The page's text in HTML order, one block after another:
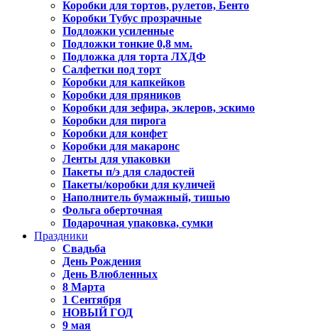
Коробки для тортов, рулетов, Бенто
Коробки Тубус прозрачные
Подложки усиленные
Подложки тонкие 0,8 мм.
Подложка для торта ЛХДФ
Салфетки под торт
Коробки для капкейков
Коробки для пряников
Коробки для зефира, эклеров, эскимо
Коробки для пирога
Коробки для конфет
Коробки для макаронс
Ленты для упаковки
Пакеты п/э для сладостей
Пакеты/коробки для куличей
Наполнитель бумажный, тишью
Фольга оберточная
Подарочная упаковка, сумки
Праздники
Свадьба
День Рождения
День Влюбленных
8 Марта
1 Сентября
НОВЫЙ ГОД
9 мая